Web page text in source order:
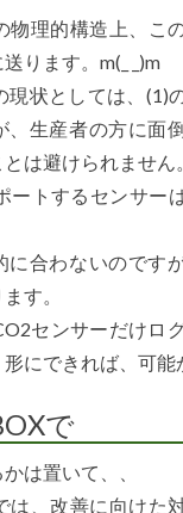
物理的構造上、こ
ります。m(_ _)m
現状としては、(1)
、生産者の方に面
は避けられません。
ートするセンサー
に合わないのです
す。
センサーだけロ
にできれば、可能
で
は置いて、、
は、改善に向けた